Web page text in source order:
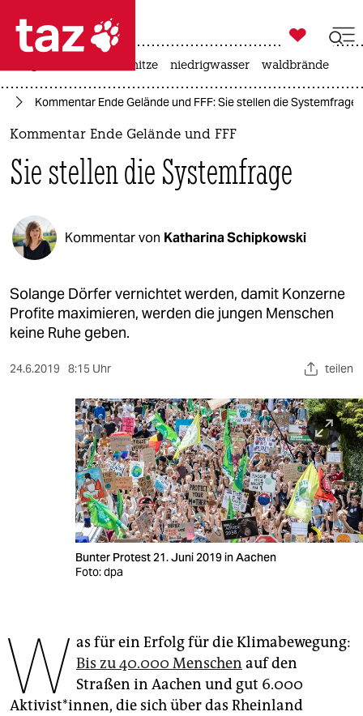
 taz zahl ich
taz zahl ich
politik
öko
gesellschaft
kultur
sport
berlin
wahrheit
veranstaltungen
unterstützen
abo
genossenschaft

taz zahl ich
hitze niedrigwasser waldbrände
Kommentar Ende Gelände und FFF: Sie stellen die Systemfrage
Kommentar Ende Gelände und FFF
Sie stellen die Systemfrage
Kommentar von Katharina Schipkowski
Solange Dörfer vernichtet werden, damit Konzerne
Profite maximieren, werden die jungen Menschen
keine Ruhe geben.
24.6.2019 8:15 Uhr teilen
Bunter Protest 21. Juni 2019 in Aachen
Foto: dpa
W as für ein Erfolg für die Klimabewegung:
Bis zu 40.000 Menschen auf den
Straßen in Aachen und gut 6.000
Aktivist*innen, die sich über das Rheinland